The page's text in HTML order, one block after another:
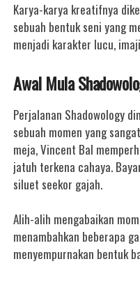
Karya-karya kreatifnya
sebuah bentuk seni yang
menjadi karakter lucu,
Awal Mula
Perjalanan Shadowology
sebuah momen yang
meja, Vincent Bal
jatuh terkena cahaya.
siluet seekor gajah.
Alih-alih mengabaikan
menambahkan beberapa
menyempurnakan bentuk